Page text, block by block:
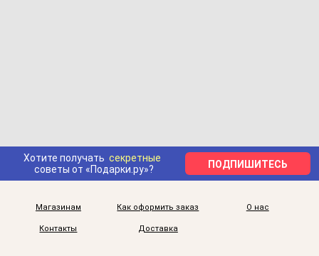
Хотите получать секретные
советы от «Подарки.ру»?
ПОДПИШИТЕСЬ
Магазинам Как оформить заказ О нас
Контакты Доставка